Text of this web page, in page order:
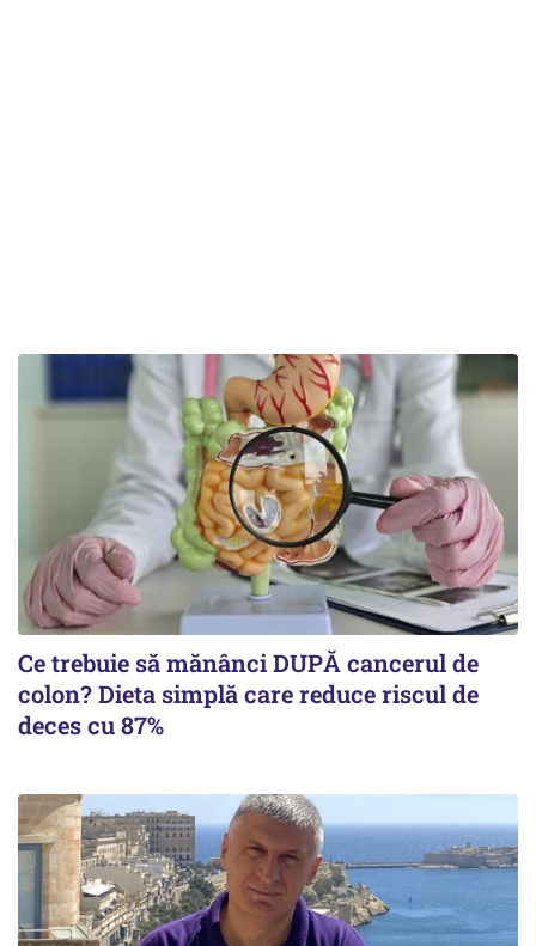
Ce trebuie să mănânci DUPĂ cancerul de
colon? Dieta simplă care reduce riscul de
deces cu 87%